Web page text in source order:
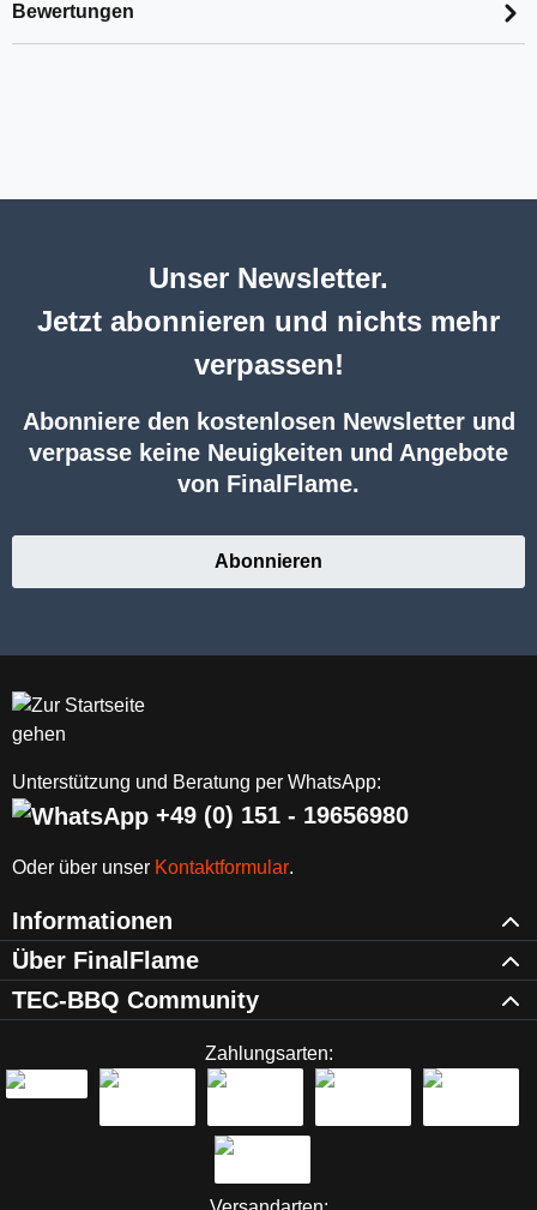
Bewertungen
Unser Newsletter.
Jetzt abonnieren und nichts mehr
verpassen!
Abonniere den kostenlosen Newsletter und
verpasse keine Neuigkeiten und Angebote
von FinalFlame.
Abonnieren
Unterstützung und Beratung per WhatsApp:
+49 (0) 151 - 19656980
Oder über unser Kontaktformular.
Informationen
Über FinalFlame
TEC-BBQ Community
Zahlungsarten: